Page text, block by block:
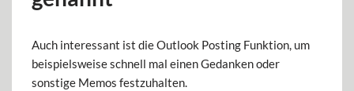
Auch interessant ist die Outlook Posting Funktion, um
beispielsweise schnell mal einen Gedanken oder
sonstige Memos festzuhalten.